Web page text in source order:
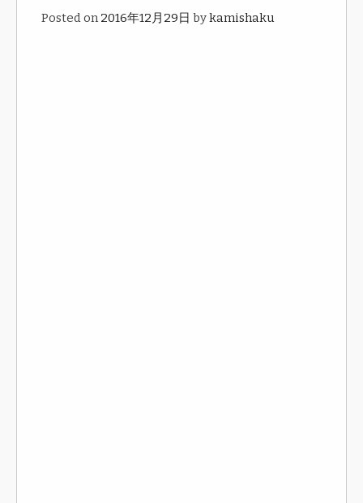
Posted on2016年12月29日 bykamishaku